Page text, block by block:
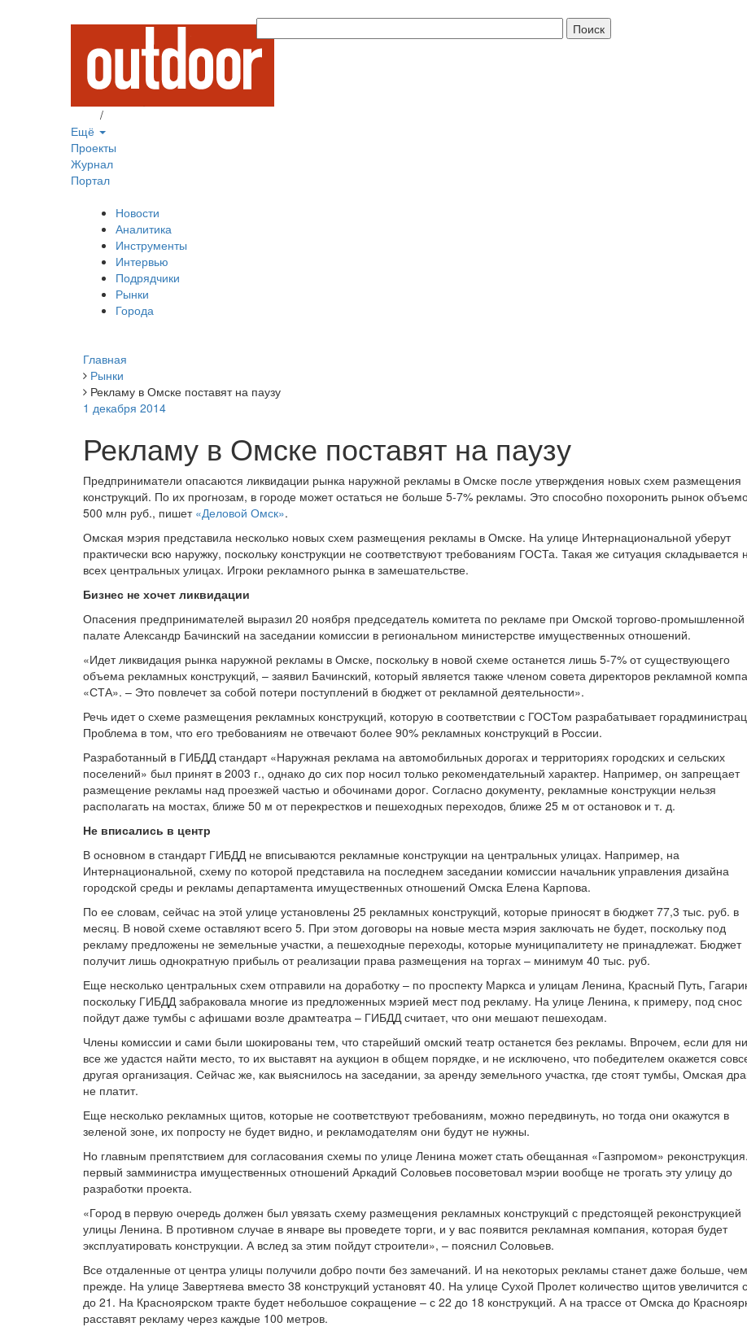
/
Ещё
Проекты
Журнал
Портал
Новости
Аналитика
Инструменты
Интервью
Подрядчики
Рынки
Города
Главная
Рынки
Рекламу в Омске поставят на паузу
1 декабря 2014
Рекламу в Омске поставят на паузу
Предприниматели опасаются ликвидации рынка наружной рекламы в Омске после утверждения новых схем размещения
конструкций. По их прогнозам, в городе может остаться не больше 5-7% рекламы. Это способно похоронить рынок
500 млн руб., пишет «Деловой Омск».
Омская мэрия представила несколько новых схем размещения рекламы в Омске. На улице Интернациональной уберут
практически всю наружку, поскольку конструкции не соответствуют требованиям ГОСТа. Такая же ситуация складывается
всех центральных улицах. Игроки рекламного рынка в замешательстве.
Бизнес не хочет ликвидации
Опасения предпринимателей выразил 20 ноября председатель комитета по рекламе при Омской торгово-промышленной
палате Александр Бачинский на заседании комиссии в региональном министерстве имущественных отношений.
«Идет ликвидация рынка наружной рекламы в Омске, поскольку в новой схеме останется лишь 5-7% от существующего
объема рекламных конструкций, – заявил Бачинский, который является также членом совета директоров рекламной
«СТА». – Это повлечет за собой потери поступлений в бюджет от рекламной деятельности».
Речь идет о схеме размещения рекламных конструкций, которую в соответствии с ГОСТом разрабатывает
Проблема в том, что его требованиям не отвечают более 90% рекламных конструкций в России.
Разработанный в ГИБДД стандарт «Наружная реклама на автомобильных дорогах и территориях городских и сельских
поселений» был принят в 2003 г., однако до сих пор носил только рекомендательный характер. Например, он запрещает
размещение рекламы над проезжей частью и обочинами дорог. Согласно документу, рекламные конструкции нельзя
располагать на мостах, ближе 50 м от перекрестков и пешеходных переходов, ближе 25 м от остановок и т. д.
Не вписались в центр
В основном в стандарт ГИБДД не вписываются рекламные конструкции на центральных улицах. Например, на
Интернациональной, схему по которой представила на последнем заседании комиссии начальник управления дизайна
городской среды и рекламы департамента имущественных отношений Омска Елена Карпова.
По ее словам, сейчас на этой улице установлены 25 рекламных конструкций, которые приносят в бюджет 77,3 тыс. руб. в
месяц. В новой схеме оставляют всего 5. При этом договоры на новые места мэрия заключать не будет, поскольку под
рекламу предложены не земельные участки, а пешеходные переходы, которые муниципалитету не принадлежат. Бюджет
получит лишь однократную прибыль от реализации права размещения на торгах – минимум 40 тыс. руб.
Еще несколько центральных схем отправили на доработку – по проспекту Маркса и улицам Ленина, Красный Путь,
поскольку ГИБДД забраковала многие из предложенных мэрией мест под рекламу. На улице Ленина, к примеру, под снос
пойдут даже тумбы с афишами возле драмтеатра – ГИБДД считает, что они мешают пешеходам.
Члены комиссии и сами были шокированы тем, что старейший омский театр останется без рекламы. Впрочем, если для
все же удастся найти место, то их выставят на аукцион в общем порядке, и не исключено, что победителем окажется
другая организация. Сейчас же, как выяснилось на заседании, за аренду земельного участка, где стоят тумбы, Омская
не платит.
Еще несколько рекламных щитов, которые не соответствуют требованиям, можно передвинуть, но тогда они окажутся в
зеленой зоне, их попросту не будет видно, и рекламодателям они будут не нужны.
Но главным препятствием для согласования схемы по улице Ленина может стать обещанная «Газпромом»
первый замминистра имущественных отношений Аркадий Соловьев посоветовал мэрии вообще не трогать эту улицу до
разработки проекта.
«Город в первую очередь должен был увязать схему размещения рекламных конструкций с предстоящей реконструкцией
улицы Ленина. В противном случае в январе вы проведете торги, и у вас появится рекламная компания, которая будет
эксплуатировать конструкции. А вслед за этим пойдут строители», – пояснил Соловьев.
Все отдаленные от центра улицы получили добро почти без замечаний. И на некоторых рекламы станет даже больше, чем
прежде. На улице Завертяева вместо 38 конструкций установят 40. На улице Сухой Пролет количество щитов увеличится
до 21. На Красноярском тракте будет небольшое сокращение – с 22 до 18 конструкций. А на трассе от Омска до
расставят рекламу через каждые 100 метров.